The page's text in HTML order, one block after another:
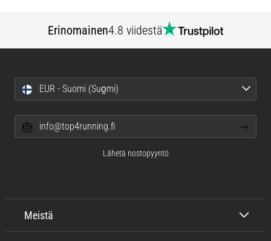
Erinomainen4.8 viidestä
Meistä
EUR - Suomi (Suo̯mi)
info@top4running.fi
Lähetä nostopyyntö